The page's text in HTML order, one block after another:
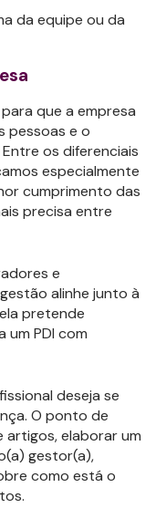
da equipe ou da
que a empresa
pessoas e o
os diferenciais
especialmente
cumprimento das
precisa entre
e
alinhe junto à
pretende
um PDI com
deseja se
O ponto de
elaborar um
gestor(a),
como está o